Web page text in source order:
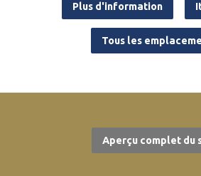
Plus d'information
Tous les
Aperçu complet du